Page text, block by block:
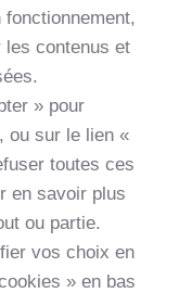
fonctionnement,
les contenus et
» pour
ou sur le lien «
toutes ces
en savoir plus
ou partie.
vos choix en
» en bas